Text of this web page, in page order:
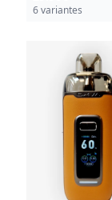
6 variantes